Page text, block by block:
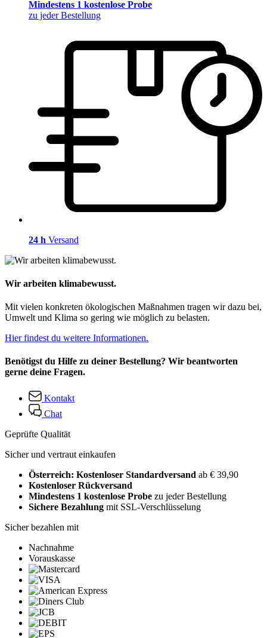
Mindestens 1 kostenlose Probe
zu jeder Bestellung
24 h Versand
Wir arbeiten klimabewusst.
Mit vielen konkreten ökologischen Maßnahmen tragen wir dazu bei,
Umwelt und Klima so gering wie möglich zu belasten.
Hier findest du weitere Informationen.
Benötigst du Hilfe zu deiner Bestellung? Wir beantworten
gerne deine Fragen.
Kontakt
Chat
Geprüfte Qualität
Sicher und vertraut einkaufen
Österreich: Kostenloser Standardversand ab € 39,90
Kostenloser Rückversand
Mindestens 1 kostenlose Probe zu jeder Bestellung
Sichere Bezahlung mit SSL-Verschlüsselung
Sicher bezahlen mit
Nachnahme
Vorauskasse